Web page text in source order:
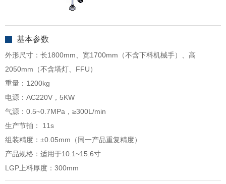
基本参数
外形尺寸：长1800mm、宽1700mm（不含下料机械手）、高
2050mm（不含塔灯、FFU）
重量：1200kg
电源：AC220V，5KW
气源：0.5~0.7MPa，≥300L/min
生产节拍： 11s
组装精度：±0.05mm（同一产品重复精度）
产品规格：适用于10.1~15.6寸
LGP上料厚度：300mm